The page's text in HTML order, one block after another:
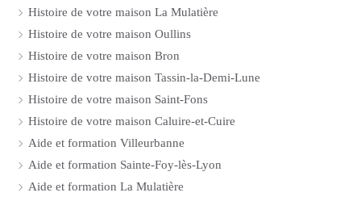
Histoire de votre maison La Mulatière
Histoire de votre maison Oullins
Histoire de votre maison Bron
Histoire de votre maison Tassin-la-Demi-Lune
Histoire de votre maison Saint-Fons
Histoire de votre maison Caluire-et-Cuire
Aide et formation Villeurbanne
Aide et formation Sainte-Foy-lès-Lyon
Aide et formation La Mulatière